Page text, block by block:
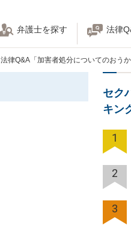
弁護士を探す 法律
法律Q&A「加害者処分についてのおうか
セク
キン
1
2
3